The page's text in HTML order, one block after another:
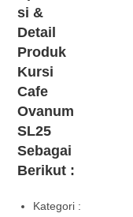
si &
Detail
Produk
Kursi
Cafe
Ovanum
SL25
Sebagai
Berikut :
Kategori :